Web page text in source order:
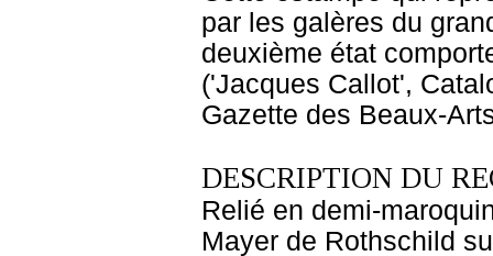
par les galères du
deuxième état
('Jacques Callot',
Gazette des Beaux-
DESCRIPTION DU
Relié en demi-
Mayer de Rothschild